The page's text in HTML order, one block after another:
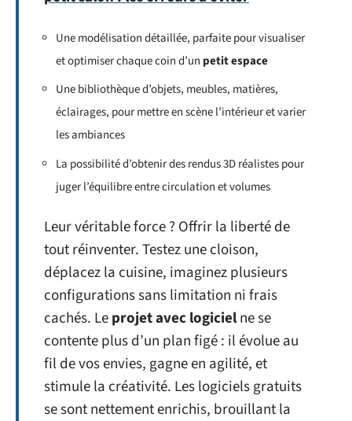
Une modélisation détaillée, parfaite pour visualiser
et optimiser chaque coin d’un petit espace
Une bibliothèque d’objets, meubles, matières,
éclairages, pour mettre en scène l’intérieur et varier
les ambiances
La possibilité d’obtenir des rendus 3D réalistes pour
juger l’équilibre entre circulation et volumes
Leur véritable force ? Offrir la liberté de
tout réinventer. Testez une cloison,
déplacez la cuisine, imaginez plusieurs
configurations sans limitation ni frais
cachés. Leprojet avec logicielne se
contente plus d’un plan figé : il évolue au
fil de vos envies, gagne en agilité, et
stimule la créativité. Les logiciels gratuits
se sont nettement enrichis, brouillant la